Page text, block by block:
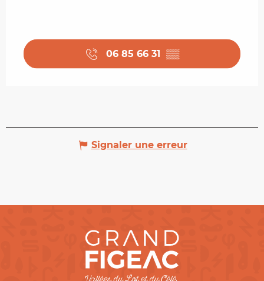
06 85 66 31 ▒▒
Signaler une erreur